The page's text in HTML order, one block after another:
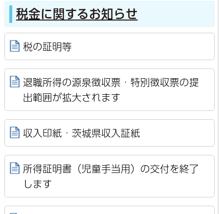
税金に関するお知らせ
税の証明等
退職所得の源泉徴収票・特別徴収票の提
出範囲が拡大されます
収入印紙・茨城県収入証紙
所得証明書（児童手当用）の交付を終了
します